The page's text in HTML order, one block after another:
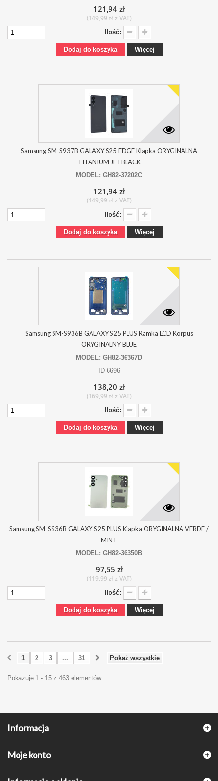
121,94 zł
(149,99 zł z VAT)
Ilość:
Dodaj do koszyka Więcej
Samsung SM-S937B GALAXY S25 EDGE Klapka ORYGINALNA
TITANIUM JETBLACK
MODEL: GH82-37202C
121,94 zł
(149,99 zł z VAT)
Ilość:
Dodaj do koszyka Więcej
Samsung SM-S936B GALAXY S25 PLUS Ramka LCD Korpus
ORYGINALNY BLUE
MODEL: GH82-36367D
ID-6696
138,20 zł
(169,99 zł z VAT)
Ilość:
Dodaj do koszyka Więcej
Samsung SM-S936B GALAXY S25 PLUS Klapka ORYGINALNA VERDE /
MINT
MODEL: GH82-36350B
97,55 zł
(119,99 zł z VAT)
Ilość:
Dodaj do koszyka Więcej
Pokaż wszystkie
1 2 3 ... 31
Pokazuje 1 - 15 z 463 elementów
Informacja
Moje konto